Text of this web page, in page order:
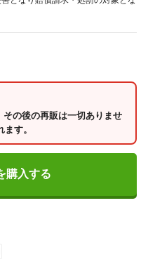
の後の再販は一切ありませ
す。
購入する